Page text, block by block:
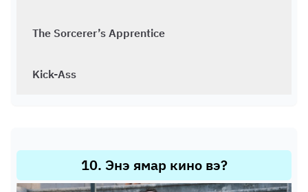
The Sorcerer’s Apprentice
Kick-Ass
10. Энэ ямар кино вэ?